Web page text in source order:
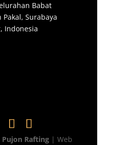
Babat
Pakal, Surabaya
Indonesia
Pujon Rafting| Web